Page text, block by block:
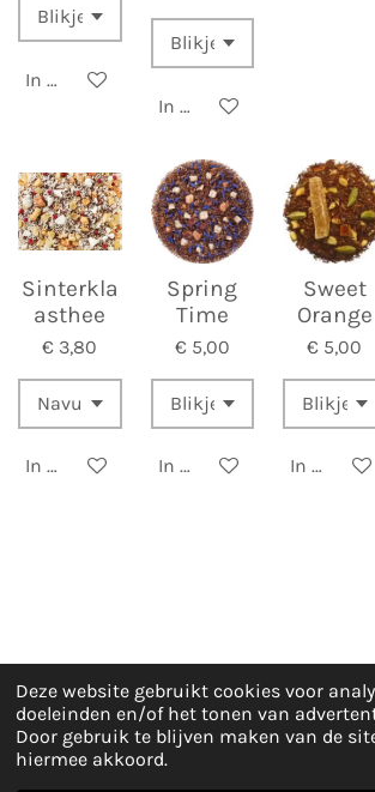
Deze website gebruikt cookies voor
doeleinden en/of het tonen van
Door gebruik te blijven maken van de
hiermee akkoord.
In winkelwagen
In winkelwagen
Sinterkla
asthee
€ 3,80
In winkelwagen
Spring
Time
€ 5,00
In winkelwagen
Sweet
Orange
€ 5,00
In